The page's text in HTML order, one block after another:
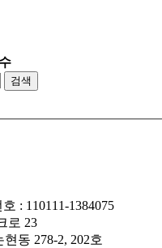
검색
: 110111-1384075
로 23
동 278-2, 202호